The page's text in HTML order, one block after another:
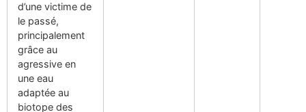
d’une victime de
le passé,
principalement
grâce au
agressive en
une eau
adaptée au
biotope des